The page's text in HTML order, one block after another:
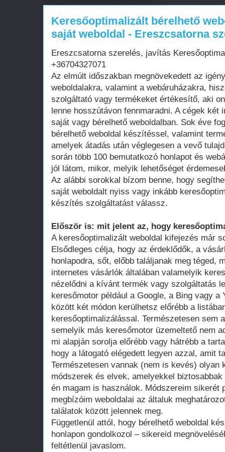
Keresőoptimalizált bérelhető
saját weboldal - Ereszcsatorna
Ereszcsatorna szerelés, javítás
+36704327071
Az elmúlt időszakban megnövekedett az
weboldalakra, valamint a webáruházakra,
szolgáltató vagy termékeket értékesítő, aki
lenne hosszútávon fennmaradni. A cégek két
saját vagy bérelhető weboldalban. Sok éve
bérelhető weboldal készítéssel, valamint
amelyek átadás után véglegesen a vevő
során több 100 bemutatkozó honlapot és
jól látom, mikor, melyik lehetőséget
Az alábbi sorokkal bízom benne, hogy
saját weboldalt nyiss vagy inkább
készítés szolgáltatást válassz.
Először is: mit jelent az, hogy
A keresőoptimalizált weboldal kifejezés már
Elsődleges célja, hogy az érdeklődők, a
honlapodra, sőt, előbb találjanak meg téged,
internetes vásárlók általában valamelyik
nézelődni a kívánt termék vagy szolgáltatás
keresőmotor például a Google, a Bing vagy a
között két módon kerülhetsz előrébb a
keresőoptimalizálással. Természetesen sem
semelyik más keresőmotor üzemeltető nem
mi alapján sorolja előrébb vagy hátrébb a
hogy a látogató elégedett legyen azzal, amit
Természetesen vannak (nem is kevés) olyan
módszerek és elvek, amelyekkel
én magam is használok. Módszereim sikerét
megbízóim weboldalai az általuk
találatok között jelennek meg.
Függetlenül attól, hogy bérelhető weboldal
honlapon gondolkozol – sikereid
feltétlenül javaslom.